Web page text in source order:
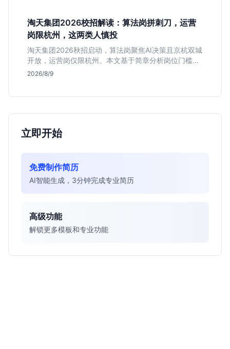
淘天集团2026校招解读：算法岗拼刺刀，运营
岗限杭州，这两类人慎投
淘天集团2026秋招启动，算法岗聚焦AI决策且京杭双城
开放，运营岗仅限杭州。本文基于简章分析岗位门槛、
薪资行情及适合人群，帮应届生判断是否值得投递。
2026/8/9
立即开始
免费制作简历
AI智能生成，3分钟完成专业简历
高级功能
解锁更多模板和专业功能